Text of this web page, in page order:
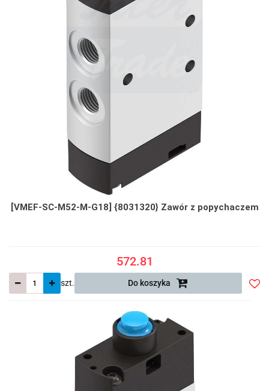
[VMEF-SC-M52-M-G18] {8031320} Zawór z popychaczem
572.81
szt. Do koszyka